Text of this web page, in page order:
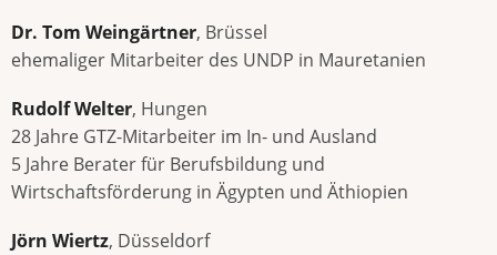
Dr. Tom Weingärtner, Brüssel
ehemaliger Mitarbeiter des UNDP in Mauretanien
Rudolf Welter, Hungen
28 Jahre GTZ-Mitarbeiter im In- und Ausland
5 Jahre Berater für Berufsbildung und
Wirtschaftsförderung in Ägypten und Äthiopien
Jörn Wiertz, Düsseldorf